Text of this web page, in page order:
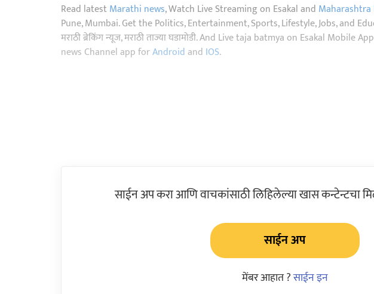
Read latestMarathi news, Watch Live Streaming on Esakal and Maharashtra
Pune, Mumbai. Get the Politics, Entertainment, Sports, Lifestyle, Jobs, and
मराठी ब्रेकिंग न्यूज, मराठी ताज्या घडामोडी. And Live taja batmya on Esakal Mobile
news Channel app forAndroidand IOS.
साईन अप करा आणि वाचकांसाठी लिहिलेल्या खास कन्टेन्टचा
साईन अप
मेंबर आहात ?साईन इन